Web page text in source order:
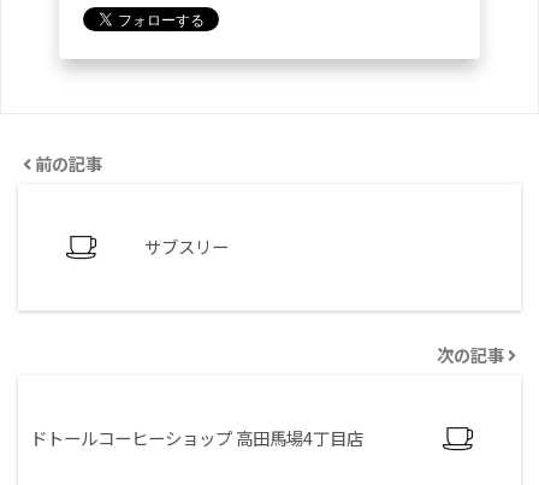
前の記事
サブスリー
次の記事
ドトールコーヒーショップ 高田馬場4丁目店